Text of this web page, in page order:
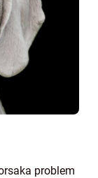
problem